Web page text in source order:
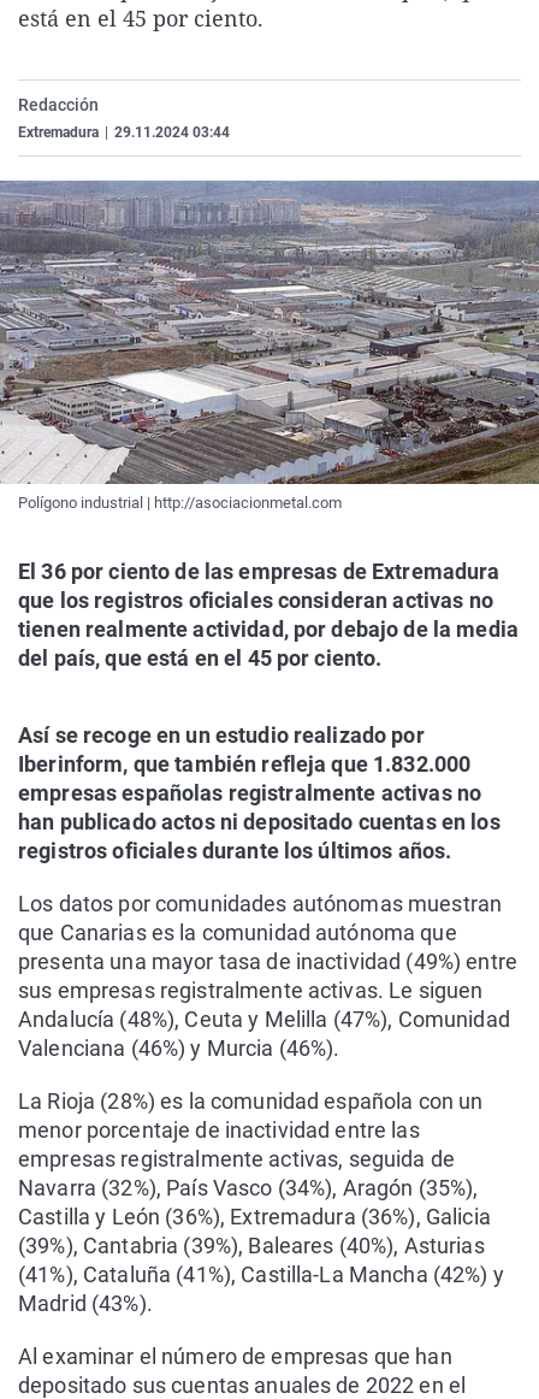
País Vasco
está en el 45 por ciento.
Redacción
Extremadura 29.11.2024 03:44
Polígono industrial | http://asociacionmetal.com
El 36 por ciento de las empresas de Extremadura
que los registros oficiales consideran activas no
tienen realmente actividad, por debajo de la media
del país, que está en el 45 por ciento.
Así se recoge en un estudio realizado por
Iberinform, que también refleja que 1.832.000
empresas españolas registralmente activas no
han publicado actos ni depositado cuentas en los
registros oficiales durante los últimos años.
Los datos por comunidades autónomas muestran
que Canarias es la comunidad autónoma que
presenta una mayor tasa de inactividad (49%) entre
sus empresas registralmente activas. Le siguen
Andalucía (48%), Ceuta y Melilla (47%), Comunidad
Valenciana (46%) y Murcia (46%).
La Rioja (28%) es la comunidad española con un
menor porcentaje de inactividad entre las
empresas registralmente activas, seguida de
Navarra (32%), País Vasco (34%), Aragón (35%),
Castilla y León (36%), Extremadura (36%), Galicia
(39%), Cantabria (39%), Baleares (40%), Asturias
(41%), Cataluña (41%), Castilla-La Mancha (42%) y
Madrid (43%).
Al examinar el número de empresas que han
depositado sus cuentas anuales de 2022 en el